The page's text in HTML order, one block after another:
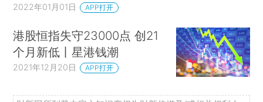
2022年01月01日 APP打开
港股恒指失守23000点 创21
个月新低丨星港钱潮
2021年12月20日 APP打开